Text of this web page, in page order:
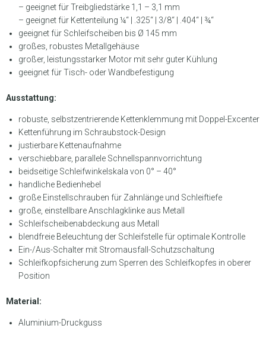
– geeignet für Treibgliedstärke 1,1 – 3,1 mm
– geeignet für Kettenteilung ¼“ | .325“ | 3/8“ | .404“ | ¾“
geeignet für Schleifscheiben bis Ø 145 mm
großes, robustes Metallgehäuse
großer, leistungsstarker Motor mit sehr guter Kühlung
geeignet für Tisch- oder Wandbefestigung
Ausstattung:
robuste, selbstzentrierende Kettenklemmung mit Doppel-Excenter
Kettenführung im Schraubstock-Design
justierbare Kettenaufnahme
verschiebbare, parallele Schnellspannvorrichtung
beidseitige Schleifwinkelskala von 0° – 40°
handliche Bedienhebel
große Einstellschrauben für Zahnlänge und Schleiftiefe
große, einstellbare Anschlagklinke aus Metall
Schleifscheibenabdeckung aus Metall
blendfreie Beleuchtung der Schleifstelle für optimale Kontrolle
Ein-/Aus-Schalter mit Stromausfall-Schutzschaltung
Schleifkopfsicherung zum Sperren des Schleifkopfes in oberer
Position
Material:
Aluminium-Druckguss